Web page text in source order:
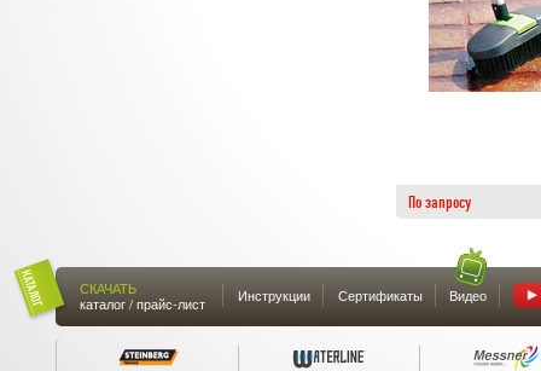
По запросу
СКАЧАТЬ
каталог / прайс-лист
Инструкции Сертификаты Видео